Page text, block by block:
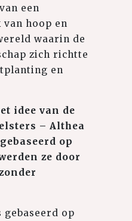
een
hoop en
waarin de
zich richtte
en
idee van de
– Althea
op
ze door
gebaseerd op